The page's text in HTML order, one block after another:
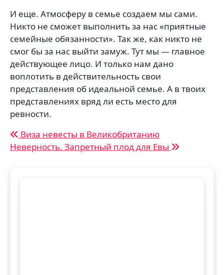
И еще. Атмосферу в семье создаем мы сами.
Никто не сможет выполнить за нас «приятные
семейные обязанности». Так же, как никто не
смог бы за нас выйти замуж. Тут мы — главное
действующее лицо. И только нам дано
воплотить в действительность свои
представления об идеальной семье. А в твоих
представлениях вряд ли есть место для
ревности.
Навигация
по
Виза невесты в Великобританию
Неверность. Запретный плод для Евы